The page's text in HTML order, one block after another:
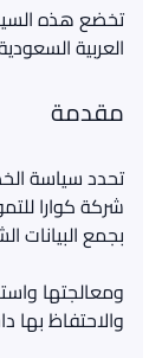
تخضع هذه
العربية
مقدمة
تحدد سياسة
شركة كوارا
ومعالجتها
والاحتفاظ بها